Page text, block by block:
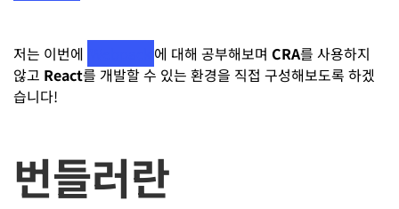
저는 이번에 에 대해 공부해보며CRA를 사용하지
않고 React를 개발할 수 있는 환경을 직접 구성해보도록 하겠
습니다!
번들러란